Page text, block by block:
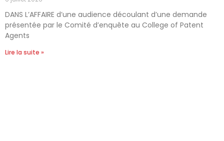
DANS L’AFFAIRE d’une audience découlant d’une demande
présentée par le Comité d’enquête au College of Patent
Agents
Lire la suite »